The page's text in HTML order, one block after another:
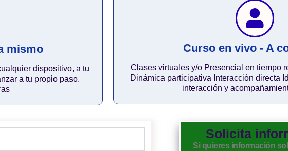
mismo
dispositivo, a tu
a tu propio paso.
Curso en vivo - A
Clases virtuales y/o Presencial en tiempo
Dinámica participativa Interacción directa
interacción y
Solicita
Si quieres información